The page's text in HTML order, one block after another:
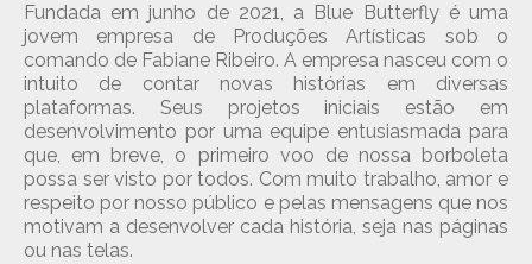
Fundada em junho de 2021, a Blue Butterfly é uma
jovem empresa de Produções Artísticas sob o
comando de Fabiane Ribeiro. A empresa nasceu com o
intuito de contar novas histórias em diversas
plataformas. Seus projetos iniciais estão em
desenvolvimento por uma equipe entusiasmada para
que, em breve, o primeiro voo de nossa borboleta
possa ser visto por todos. Com muito trabalho, amor e
respeito por nosso público e pelas mensagens que nos
motivam a desenvolver cada história, seja nas páginas
ou nas telas.